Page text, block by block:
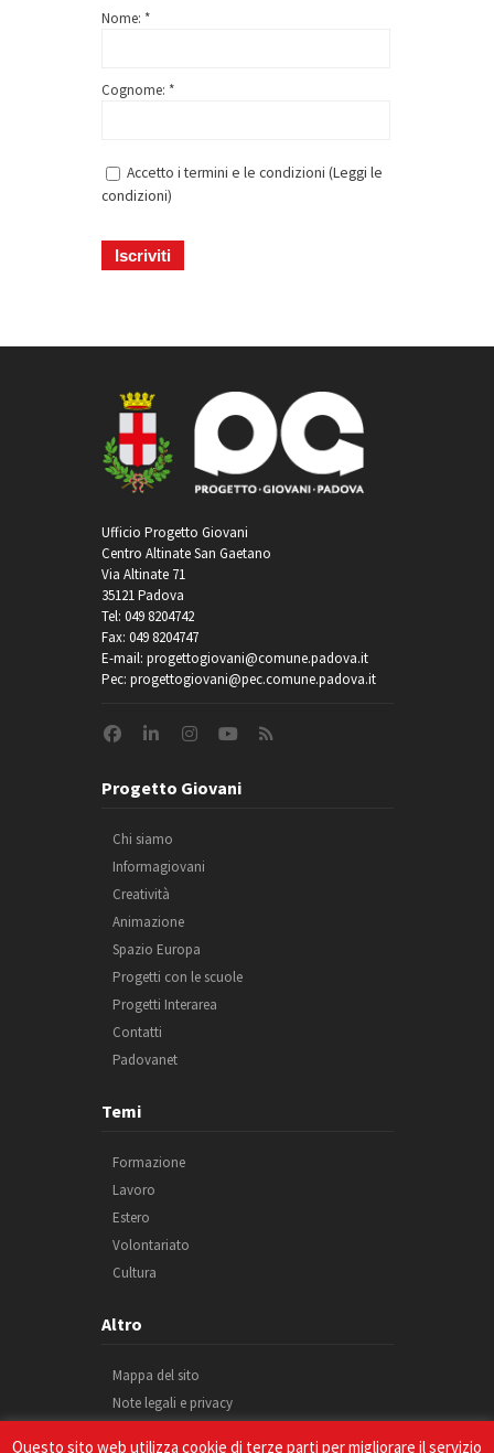
Difesa europea: se non
ora, quando? – Dibattito
Venerdì 5 aprile – 18:30
Elezioni_UE – Le
Lunedì 18 marzo – 16:00
Storie e sfide alla
Giovedì 7 marzo – 16:00
elezioni – Elezioni europee
Caffè Europa – Verso le
elezioni europee
Nome: *
Cognome: *
Accetto i termini e le condizioni (Leggi le
condizioni)
Ufficio Progetto Giovani
Centro Altinate San Gaetano
Via Altinate 71
35121 Padova
Tel: 049 8204742
Fax: 049 8204747
E-mail: progettogiovani@comune.padova.it
Pec: progettogiovani@pec.comune.padova.it
Progetto Giovani
Chi siamo
Informagiovani
Creatività
Animazione
Spazio Europa
Progetti con le scuole
Progetti Interarea
Contatti
Padovanet
Temi
Formazione
Lavoro
Estero
Volontariato
Cultura
Altro
Mappa del sito
Note legali e privacy
Questo sito web utilizza cookie di terze parti per migliorare il servizio